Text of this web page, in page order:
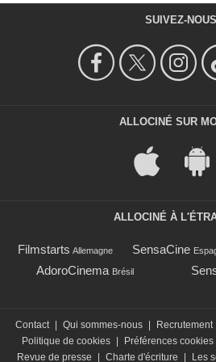
SUIVEZ-NOUS
ALLOCINÉ SUR
ALLOCINÉ À
Filmstarts Allemagne SensaCine
AdoroCinema Brésil
Contact | Qui sommes-nous | Recrutement
Politique de cookies | Préférences cookies
Revue de presse
| Charte d'écriture | Les